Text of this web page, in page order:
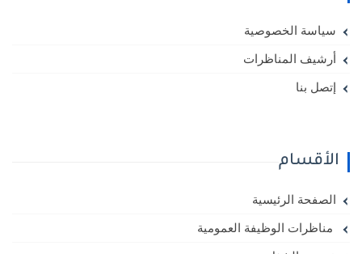
سياسة الخصوصية
أرشيف المناظرات
إتصل بنا
الأقسام
الصفحة الرئيسية
مناظرات الوظيفة العمومية